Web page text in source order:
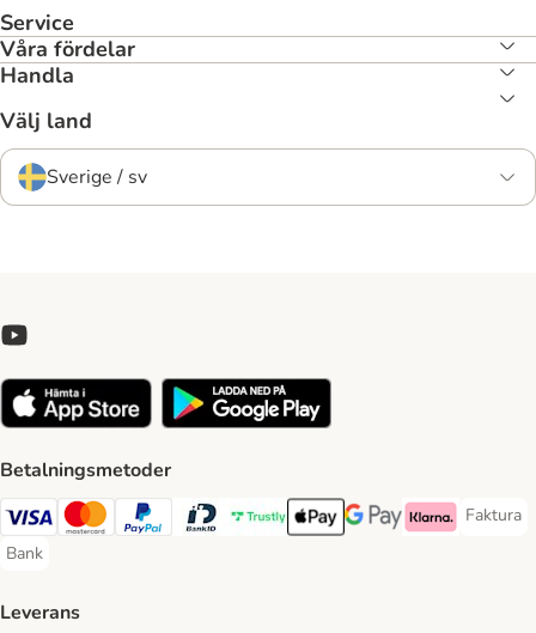
Service
Våra fördelar
Handla
Välj land
Sverige / sv
Betalningsmetoder
Visa Payment Method
Mastercard Payment Method
PayPal Payment Method
BankID Payment Method
Trustly Payment Method
Apple Pay Payment Method
Googple Pay Payment
Klarna Payment
Faktura
Faktura
Bank
Bank Payment Method
Leverans